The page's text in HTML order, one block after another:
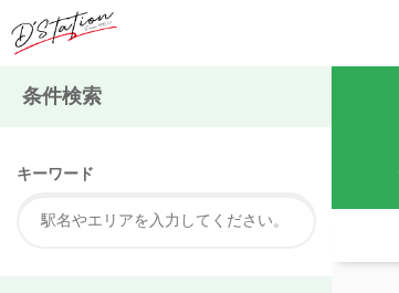
条件検索
キーワード